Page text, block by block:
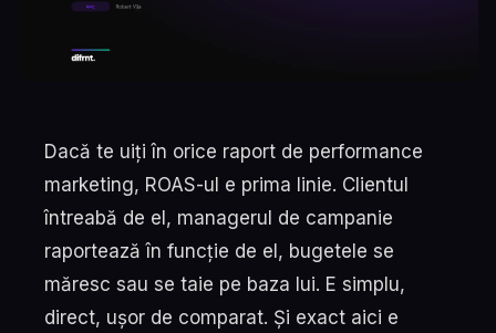
Dacă te uiți în orice raport de performance
marketing, ROAS-ul e prima linie. Clientul
întreabă de el, managerul de campanie
raportează în funcție de el, bugetele se
măresc sau se taie pe baza lui. E simplu,
direct, ușor de comparat. Și exact aici e